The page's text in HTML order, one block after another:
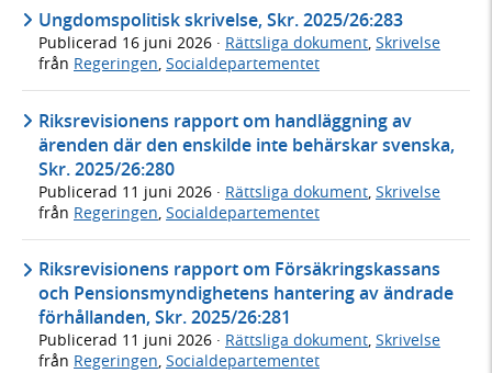
Ungdomspolitisk skrivelse, Skr. 2025/26:283
Publicerad 16 juni 2026 · Rättsliga dokument, Skrivelse
från Regeringen, Socialdepartementet
Riksrevisionens rapport om handläggning av
ärenden där den enskilde inte behärskar svenska,
Skr. 2025/26:280
Publicerad 11 juni 2026 · Rättsliga dokument Skrivelse
från Regeringen Socialdepartementet
Riksrevisionens rapport om Försäkringskassans
och Pensionsmyndighetens hantering av ändrade
förhållanden, Skr. 2025/26:281
Publicerad 11 juni 2026 · Rättsliga dokument, Skrivelse
från Regeringen, Socialdepartementet